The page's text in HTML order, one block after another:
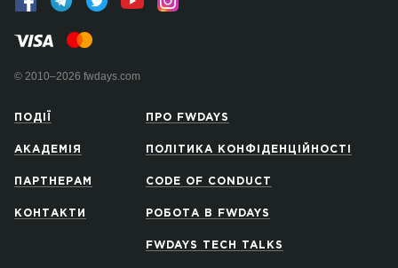
© 2010–2026 fwdays.com
ПОДІЇ
АКАДЕМІЯ
ПАРТНЕРАМ
КОНТАКТИ
ПРО FWDAYS
ПОЛІТИКА КОНФІДЕНЦІЙНОСТІ
CODE OF CONDUCT
РОБОТА В FWDAYS
FWDAYS TECH TALKS